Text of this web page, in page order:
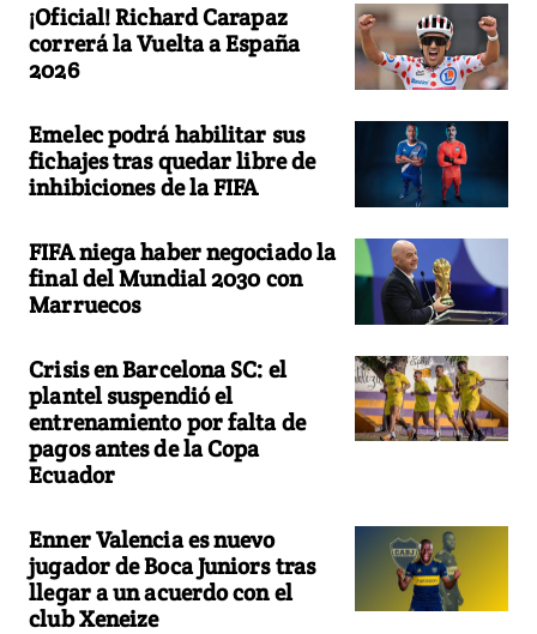
¡Oficial! Richard Carapaz
correrá la Vuelta a España
2026
Emelec podrá habilitar sus
fichajes tras quedar libre de
inhibiciones de la FIFA
FIFA niega haber negociado la
final del Mundial 2030 con
Marruecos
Crisis en Barcelona SC: el
plantel suspendió el
entrenamiento por falta de
pagos antes de la Copa
Ecuador
Enner Valencia es nuevo
jugador de Boca Juniors tras
llegar a un acuerdo con el
club Xeneize